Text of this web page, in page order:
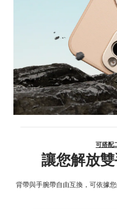
可搭配
讓您解放
背帶與手腕帶自由互換，可依據